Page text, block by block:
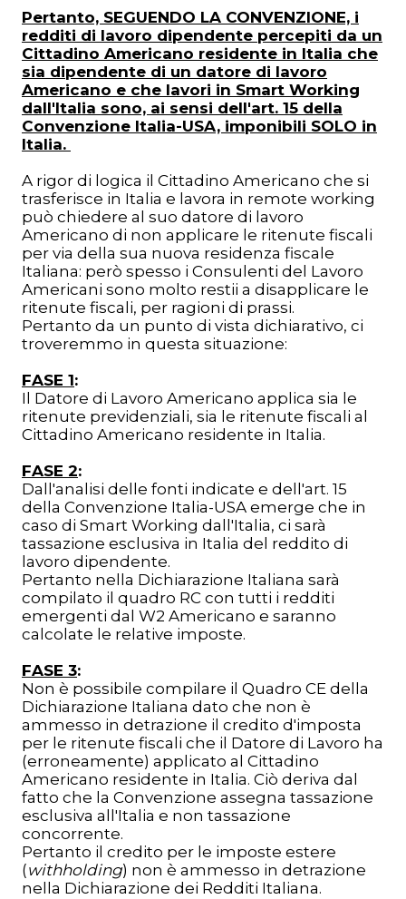
Pertanto, SEGUENDO LA CONVENZIONE, i
redditi di lavoro dipendente percepiti da un
Cittadino Americano residente in Italia che
sia dipendente di un datore di lavoro
Americano e che lavori in Smart Working
dall'Italia sono, ai sensi dell'art. 15 della
Convenzione Italia-USA, imponibili SOLO in
Italia.
A rigor di logica il Cittadino Americano che si
trasferisce in Italia e lavora in remote working
può chiedere al suo datore di lavoro
Americano di non applicare le ritenute fiscali
per via della sua nuova residenza fiscale
Italiana: però spesso i Consulenti del Lavoro
Americani sono molto restii a disapplicare le
ritenute fiscali, per ragioni di prassi.
Pertanto da un punto di vista dichiarativo, ci
troveremmo in questa situazione:
FASE 1:
Il Datore di Lavoro Americano applica sia le
ritenute previdenziali, sia le ritenute fiscali al
Cittadino Americano residente in Italia.
FASE 2:
Dall'analisi delle fonti indicate e dell'art. 15
della Convenzione Italia-USA emerge che in
caso di Smart Working dall'Italia, ci sarà
tassazione esclusiva in Italia del reddito di
lavoro dipendente.
Pertanto nella Dichiarazione Italiana sarà
compilato il quadro RC con tutti i redditi
emergenti dal W2 Americano e saranno
calcolate le relative imposte.
FASE 3:
Non è possibile compilare il Quadro CE della
Dichiarazione Italiana dato che non è
ammesso in detrazione il credito d'imposta
per le ritenute fiscali che il Datore di Lavoro ha
(erroneamente) applicato al Cittadino
Americano residente in Italia. Ciò deriva dal
fatto che la Convenzione assegna tassazione
esclusiva all'Italia e non tassazione
concorrente.
Pertanto il credito per le imposte estere
(withholding) non è ammesso in detrazione
nella Dichiarazione dei Redditi Italiana.